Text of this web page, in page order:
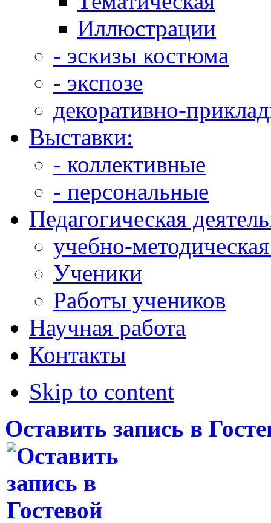
Иллюстрации
- эскизы костюма
- экспозе
декоративно-
Выставки:
- коллективные
- персональные
Педагогическая
учебно-
Ученики
Работы учеников
Научная работа
Контакты
Skip to content
Оставить запись в